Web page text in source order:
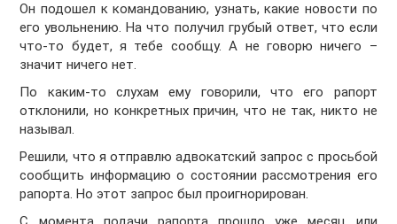
Он подошел к командованию, узнать, какие новости по
его увольнению. На что получил грубый ответ, что если
что-то будет, я тебе сообщу. А не говорю ничего –
значит ничего нет.
По каким-то слухам ему говорили, что его рапорт
отклонили, но конкретных причин, что не так, никто не
называл.
Решили, что я отправлю адвокатский запрос с просьбой
сообщить информацию о состоянии рассмотрения его
рапорта. Но этот запрос был проигнорирован.